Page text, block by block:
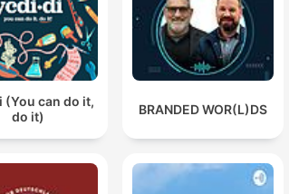
(You can do it,
do it)
BRANDED WOR(L)DS